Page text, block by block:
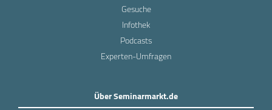
Gesuche
Infothek
Podcasts
Experten-Umfragen
Über Seminarmarkt.de